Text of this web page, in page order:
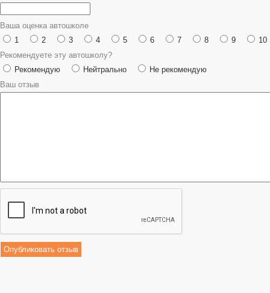
Ваша оценка автошколе
1
2 3 4 5 6 7 8 9
10
Рекомендуете эту автошколу?
Рекомендую
Нейтрально
Не рекомендую
Ваш отзыв